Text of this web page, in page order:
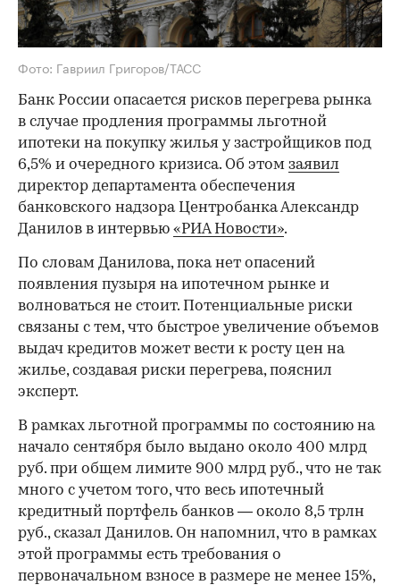
Фото: Гавриил Григоров/ТАСС
Банк России опасается рисков перегрева рынка
в случае продления программы льготной
ипотеки на покупку жилья у застройщиков под
6,5% и очередного кризиса. Об этом заявил
директор департамента обеспечения
банковского надзора Центробанка Александр
Данилов в интервью «РИА Новости».
По словам Данилова, пока нет опасений
появления пузыря на ипотечном рынке и
волноваться не стоит. Потенциальные риски
связаны с тем, что быстрое увеличение объемов
выдач кредитов может вести к росту цен на
жилье, создавая риски перегрева, пояснил
эксперт.
В рамках льготной программы по состоянию на
начало сентября было выдано около 400 млрд
руб. при общем лимите 900 млрд руб., что не так
много с учетом того, что весь ипотечный
кредитный портфель банков — около 8,5 трлн
руб., сказал Данилов. Он напомнил, что в рамках
этой программы есть требования о
первоначальном взносе в размере не менее 15%,